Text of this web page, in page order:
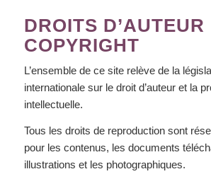
DROITS D’AUTEUR
COPYRIGHT
L’ensemble de ce site relève de la
internationale sur le droit d’auteur et la
intellectuelle.
Tous les droits de reproduction sont
pour les contenus, les documents
illustrations et les photographiques.